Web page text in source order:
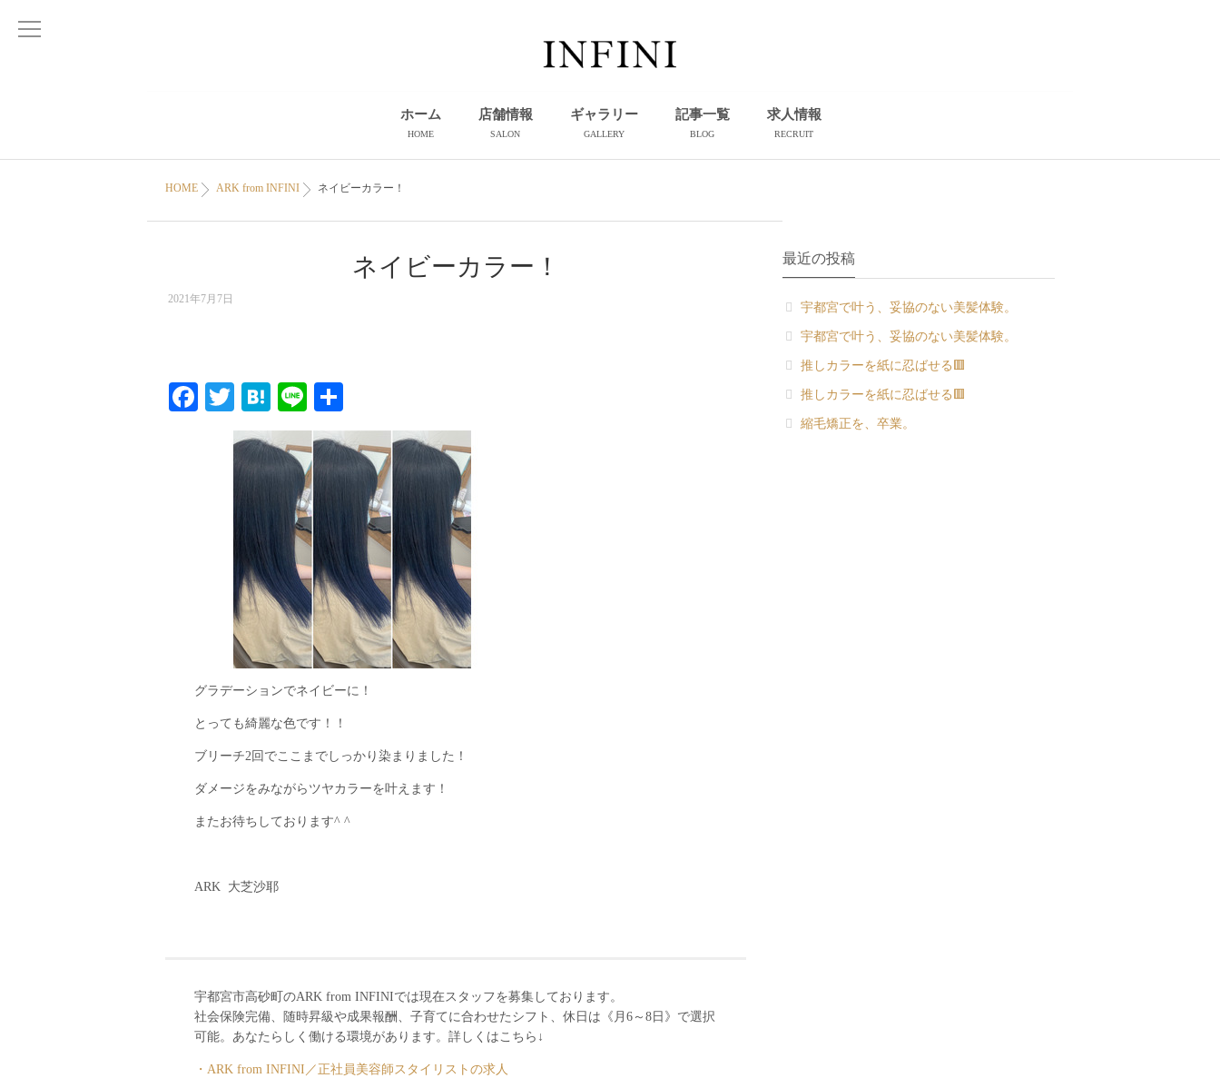
ホーム
HOME
店舗情報
SALON
ギャラリー
GALLERY
記事一覧
BLOG
求人情報
RECRUIT
HOME ARK from INFINI ネイビーカラー！
ネイビーカラー！
2021年7月7日
Facebook
TwitterHatena
Line
有
グラデーションでネイビーに！
とっても綺麗な色です！！
ブリーチ2回でここまでしっかり染まりました！
ダメージをみながらツヤカラーを叶えます！
またお待ちしております^ ^
ARK 大芝沙耶
宇都宮市高砂町のARK from INFINIでは現在スタッフを募集しております。
社会保険完備、随時昇級や成果報酬、子育てに合わせたシフト、休日は《月6～8日》で選択
可能。あなたらしく働ける環境があります。詳しくはこちら↓
・ARK from INFINI／正社員美容師スタイリストの求人
最近の投稿
宇都宮で叶う、妥協のない美髪体験。
宇都宮で叶う、妥協のない美髪体験。
推しカラーを紙に忍ばせる🟥
推しカラーを紙に忍ばせる🟥
縮毛矯正を、卒業。